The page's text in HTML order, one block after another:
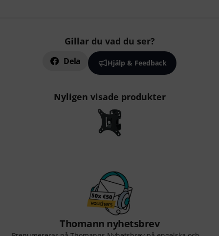
Gillar du vad du ser?
Dela Hjälp & Feedback
Nyligen visade produkter
Thomann nyhetsbrev